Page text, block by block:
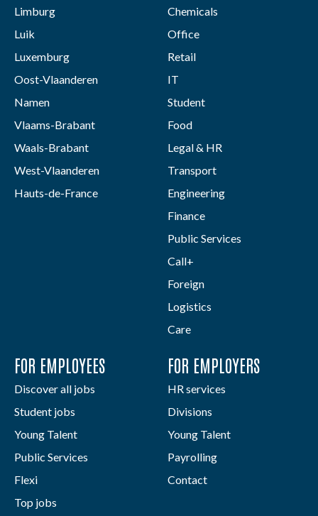
Limburg
Luik
Luxemburg
Oost-Vlaanderen
Namen
Vlaams-Brabant
Waals-Brabant
West-Vlaanderen
Hauts-de-France
Chemicals
Office
Retail
IT
Student
Food
Legal & HR
Transport
Engineering
Finance
Public Services
Call+
Foreign
Logistics
Care
FOR EMPLOYEES
Discover all jobs
Student jobs
Young Talent
Public Services
Flexi
Top jobs
FOR EMPLOYERS
HR services
Divisions
Young Talent
Payrolling
Contact